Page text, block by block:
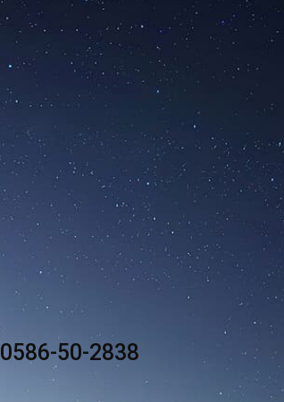
0586-50-2838